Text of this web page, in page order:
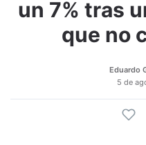
un 7% tras
que no
Eduardo
5 de